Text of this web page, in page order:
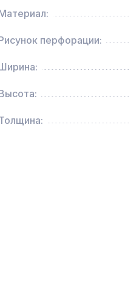
КВАДРО 10-20,
135х30мм 2,0м,
махагон
Дели, 0,91 x 10 м
Traditional Prints L5053,
перфорации: